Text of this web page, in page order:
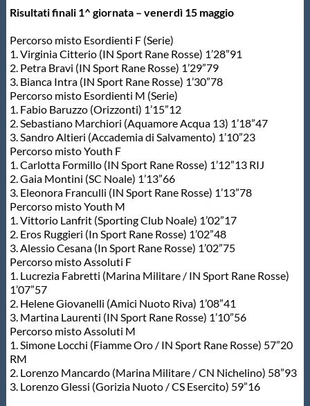
Flash News
Galleria fotografica
Videogallery
Intranet
Webmail
Contatti
Mappa del sito
Risultati finali 1^ giornata – venerdì 15 maggio
Percorso misto Esordienti F (Serie)
1. Virginia Citterio (IN Sport Rane Rosse) 1’28”91
2. Petra Bravi (IN Sport Rane Rosse) 1’29”79
3. Bianca Intra (IN Sport Rane Rosse) 1’30”78
Percorso misto Esordienti M (Serie)
1. Fabio Baruzzo (Orizzonti) 1’15”12
2. Sebastiano Marchiori (Aquamore Acqua 13) 1’18”47
3. Sandro Altieri (Accademia di Salvamento) 1’10”23
Percorso misto Youth F
1. Carlotta Formillo (IN Sport Rane Rosse) 1’12”13 RIJ
2. Gaia Montini (SC Noale) 1’13”66
3. Eleonora Franculli (IN Sport Rane Rosse) 1’13”78
Percorso misto Youth M
1. Vittorio Lanfrit (Sporting Club Noale) 1’02”17
2. Eros Ruggieri (In Sport Rane Rosse) 1’02”48
3. Alessio Cesana (In Sport Rane Rosse) 1’02”75
Percorso misto Assoluti F
1. Lucrezia Fabretti (Marina Militare / IN Sport Rane Rosse)
1’07”57
2. Helene Giovanelli (Amici Nuoto Riva) 1’08”41
3. Martina Laurenti (IN Sport Rane Rosse) 1’10”56
Percorso misto Assoluti M
1. Simone Locchi (Fiamme Oro / IN Sport Rane Rosse) 57”20
RM
2. Lorenzo Mancardo (Marina Militare / CN Nichelino) 58”93
3. Lorenzo Glessi (Gorizia Nuoto / CS Esercito) 59”16